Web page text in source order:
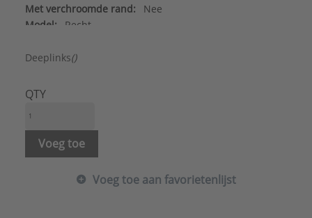
Met verchroomde rand:
Nee
Model:
Recht
Uitwendige aansluitdiameter:
Serie:
Deeplinks()
QTY
Voeg toe
Voeg toe aan favorietenlijst